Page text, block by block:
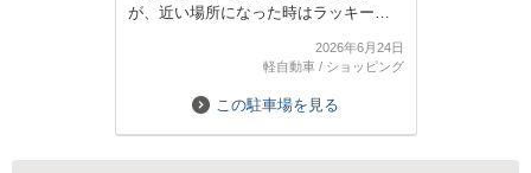
が、近い場所になった時はラッキー！
ますね。また利用します。
2026年6月24日
軽自動車/ ショッピング
この駐車場を見る